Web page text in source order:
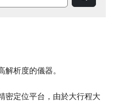
析度的儀器。
密定位平台，由於大行程大